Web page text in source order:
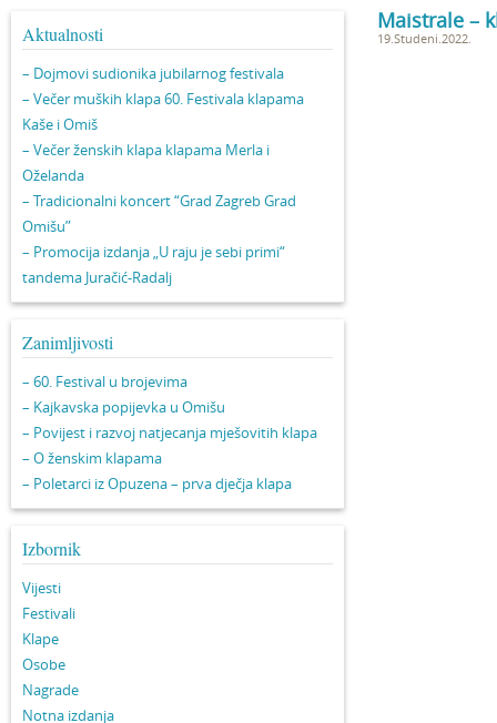
Aktualnosti
– Dojmovi sudionika jubilarnog festivala
– Večer muških klapa 60. Festivala klapama
Kaše i Omiš
– Večer ženskih klapa klapama Merla i
Oželanda
– Tradicionalni koncert “Grad Zagreb Grad
Omišu”
– Promocija izdanja „U raju je sebi primi“
tandema Juračić-Radalj
Zanimljivosti
– 60. Festival u brojevima
– Kajkavska popijevka u Omišu
– Povijest i razvoj natjecanja mješovitih klapa
– O ženskim klapama
– Poletarci iz Opuzena – prva dječja klapa
Izbornik
Vijesti
Festivali
Klape
Osobe
Nagrade
Notna izdanja
Maistrale –
19.Studeni.2022.